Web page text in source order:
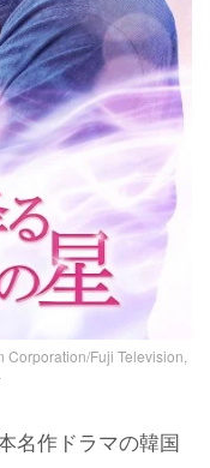
Corporation/Fuji Television,
名作ドラマの韓国